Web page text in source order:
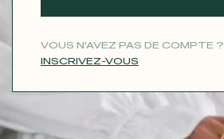
VOUS N'AVEZ PAS DE COMPTE ?
INSCRIVEZ-VOUS